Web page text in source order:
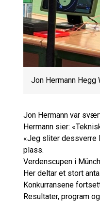
Jon Hermann Hegg
Jon Hermann var
Hermann sier:
«Jeg sliter dessverre
plass.
Verdenscupen i
Her deltar et stort
Konkurransene
Resultater, program